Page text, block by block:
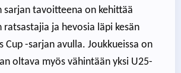
sarjan tavoitteena on kehittää
ratsastajia ja hevosia läpi kesän
Cup -sarjan avulla. Joukkueissa on
oltava myös vähintään yksi U25-